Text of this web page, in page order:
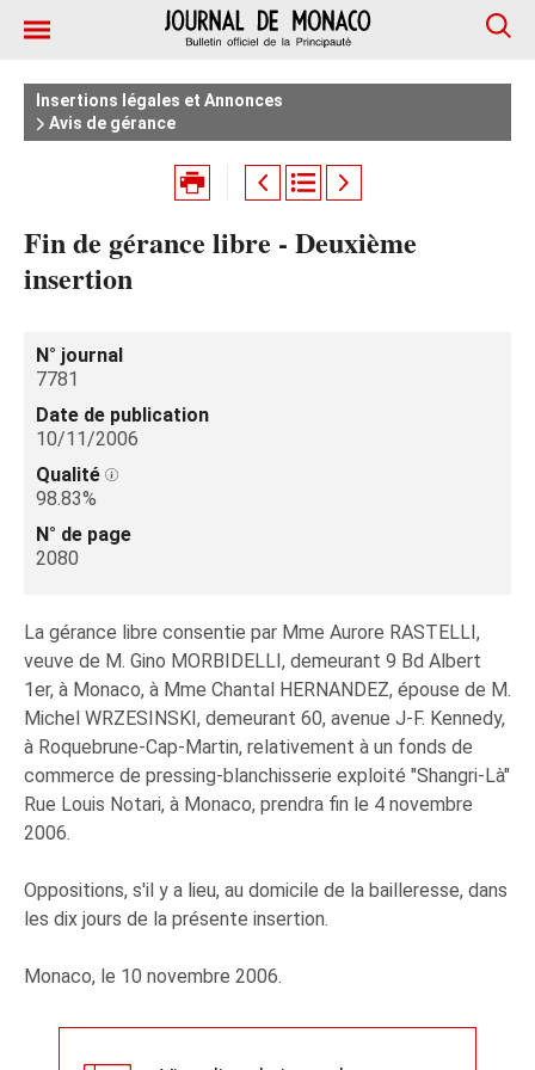
Insertions légales et Annonces
Avis de gérance
Fin de gérance libre - Deuxième
insertion
N° journal
7781
Date de publication
10/11/2006
Qualité
98.83%
N° de page
2080
La gérance libre consentie par Mme Aurore RASTELLI,
veuve de M. Gino MORBIDELLI, demeurant 9 Bd Albert
1er, à Monaco, à Mme Chantal HERNANDEZ, épouse de M.
Michel WRZESINSKI, demeurant 60, avenue J-F. Kennedy,
à Roquebrune-Cap-Martin, relativement à un fonds de
commerce de pressing-blanchisserie exploité "Shangri-Là"
Rue Louis Notari, à Monaco, prendra fin le 4 novembre
2006.
Oppositions, s'il y a lieu, au domicile de la bailleresse, dans
les dix jours de la présente insertion.
Monaco, le 10 novembre 2006.